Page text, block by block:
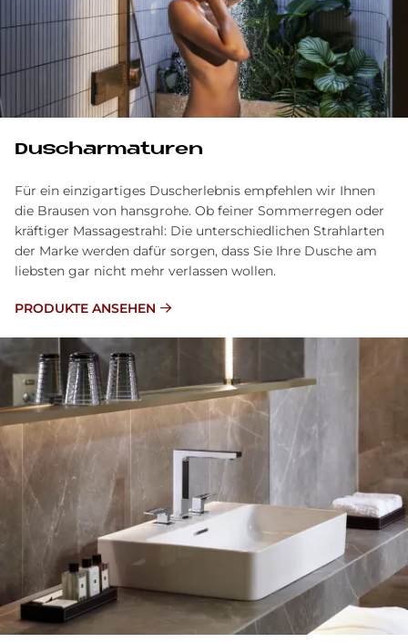
Duscharmaturen
Für ein einzigartiges Duscherlebnis empfehlen wir Ihnen
die Brausen von hansgrohe. Ob feiner Sommerregen oder
kräftiger Massagestrahl: Die unterschiedlichen Strahlarten
der Marke werden dafür sorgen, dass Sie Ihre Dusche am
liebsten gar nicht mehr verlassen wollen.
PRODUKTE ANSEHEN